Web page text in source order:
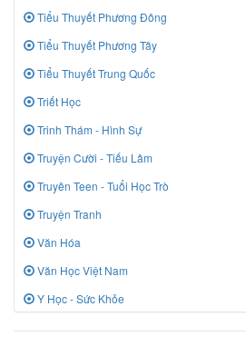
Tiểu Thuyết Phương Đông
Tiểu Thuyết Phương Tây
Tiểu Thuyết Trung Quốc
Triết Học
Trinh Thám - Hình Sự
Truyện Cười - Tiếu Lâm
Truyên Teen - Tuổi Học Trò
Truyện Tranh
Văn Hóa
Văn Học Việt Nam
Y Học - Sức Khỏe